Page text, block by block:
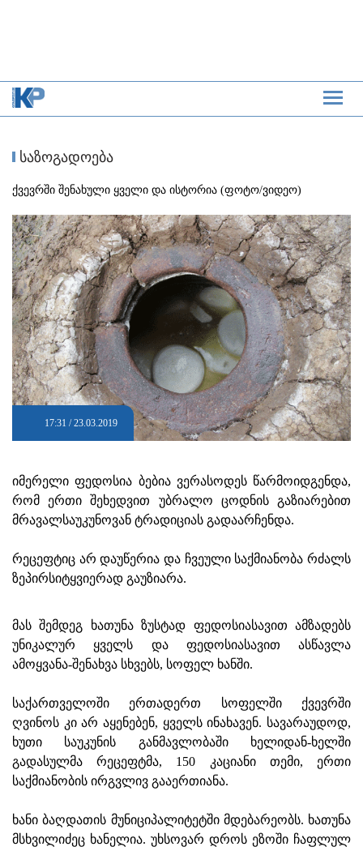
საზოგადოება
ქვევრში შენახული ყველი და ისტორია (ფოტო/ვიდეო)
17:31 / 23.03.2019
იმერელი ფედოსია ბებია ვერასოდეს წარმოიდგენდა,
რომ ერთი შეხედვით უბრალო ცოდნის გაზიარებით
მრავალსაუკუნოვან ტრადიციას გადაარჩენდა.
რეცეფტიც არ დაუწერია და ჩვეული საქმიანობა რძალს
ზეპირსიტყვიერად გაუზიარა.
მას შემდეგ ხათუნა ზუსტად ფედოსიასავით ამზადებს
უნიკალურ ყველს და ფედოსიასავით ასწავლა
ამოყვანა-შენახვა სხვებს, სოფელ ხანში.
საქართველოში ერთადერთ სოფელში ქვევრში
ღვინოს კი არ აყენებენ, ყველს ინახავენ. სავარაუდოდ,
ხუთი საუკუნის განმავლობაში ხელიდან-ხელში
გადასულმა რეცეფტმა, 150 კაციანი თემი, ერთი
საქმიანობის ირგვლივ გააერთიანა.
ხანი ბაღდათის მუნიციპალიტეტში მდებარეობს. ხათუნა
მსხვილიძეც ხანელია. უხსოვარ დროს ეზოში ჩაფლულ